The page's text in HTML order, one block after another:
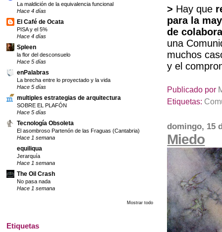
> Hay que
para la
de
una
muchos
y el
Publicado por
Etiquetas:
domingo, 15
Miedo
La maldición de la equivalencia funcional
Hace 4 días
El Café de Ocata
PISA y el 5%
Hace 4 días
Spleen
la flor del desconsuelo
Hace 5 días
enPalabras
La brecha entre lo proyectado y la vida
Hace 5 días
multiples estrategias de arquitectura
SOBRE EL PLAFÓN
Hace 5 días
Tecnología Obsoleta
El asombroso Partenón de las Fraguas (Cantabria)
Hace 1 semana
equiliqua
Jerarquía
Hace 1 semana
The Oil Crash
No pasa nada
Hace 1 semana
Mostrar todo
Etiquetas